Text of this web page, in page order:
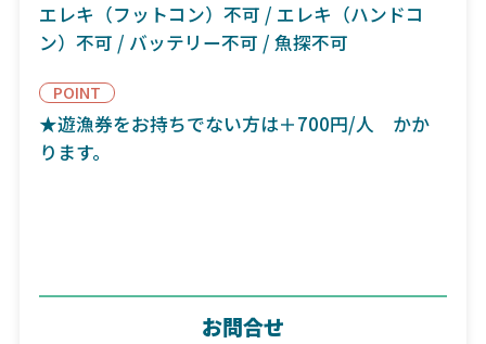
エレキ（フットコン）不可 / エレキ（ハンドコ
ン）不可 / バッテリー不可 / 魚探不可
POINT
★遊漁券をお持ちでない方は＋700円/人 かか
ります。
お問合せ